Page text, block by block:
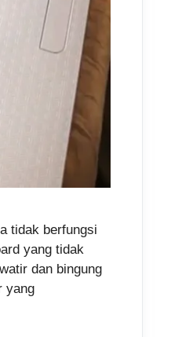
tidak berfungsi
yang tidak
dan bingung
yang